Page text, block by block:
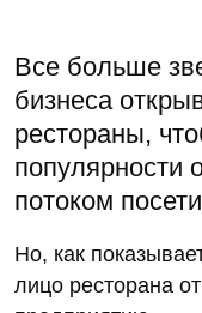
Все больше
бизнеса
рестораны,
популярности
потоком
Но, как
лицо ресторана